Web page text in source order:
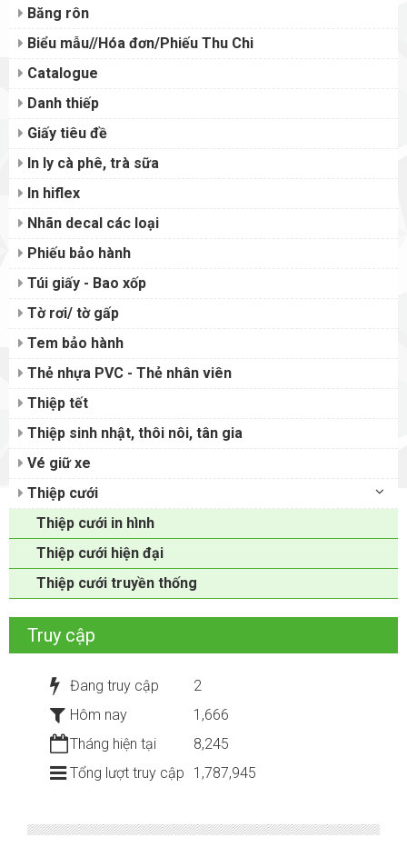
Băng rôn
Biểu mẫu//Hóa đơn/Phiếu Thu Chi
Catalogue
Danh thiếp
Giấy tiêu đề
In ly cà phê, trà sữa
In hiflex
Nhãn decal các loại
Phiếu bảo hành
Túi giấy - Bao xốp
Tờ rơi/ tờ gấp
Tem bảo hành
Thẻ nhựa PVC - Thẻ nhân viên
Thiệp tết
Thiệp sinh nhật, thôi nôi, tân gia
Vé giữ xe
Thiệp cưới
Thiệp cưới in hình
Thiệp cưới hiện đại
Thiệp cưới truyền thống
Truy cập
Đang truy cập
2
Hôm nay
1,666
Tháng hiện tại
8,245
Tổng lượt truy cập
1,787,945